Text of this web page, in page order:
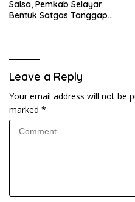
Salsa, Pemkab Selayar
Bentuk Satgas Tanggap
Leave a Reply
Your email address will not be
marked *